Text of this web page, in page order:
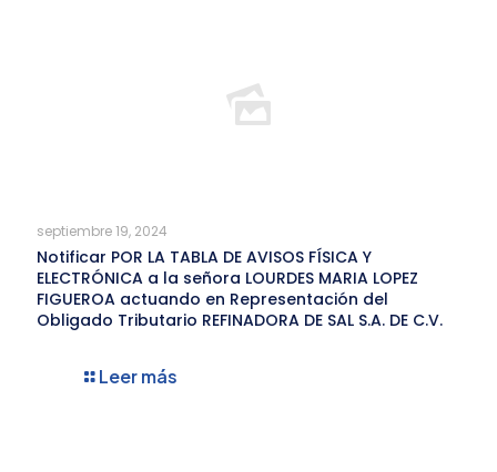
septiembre 19, 2024
Notificar POR LA TABLA DE AVISOS FÍSICA Y
ELECTRÓNICA a la señora LOURDES MARIA LOPEZ
FIGUEROA actuando en Representación del
Obligado Tributario REFINADORA DE SAL S.A. DE C.V.
Leer más